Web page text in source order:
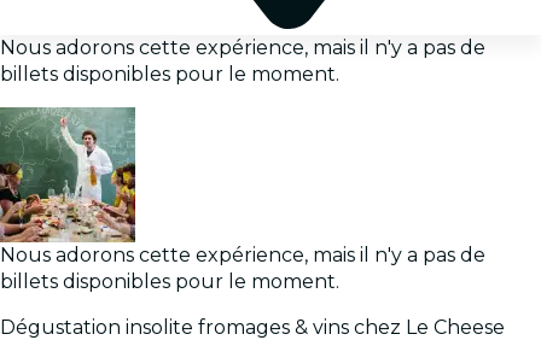
Nous adorons cette expérience, mais il n'y a pas de
billets disponibles pour le moment.
Nous adorons cette expérience, mais il n'y a pas de
billets disponibles pour le moment.
Dégustation insolite fromages & vins chez Le Cheese